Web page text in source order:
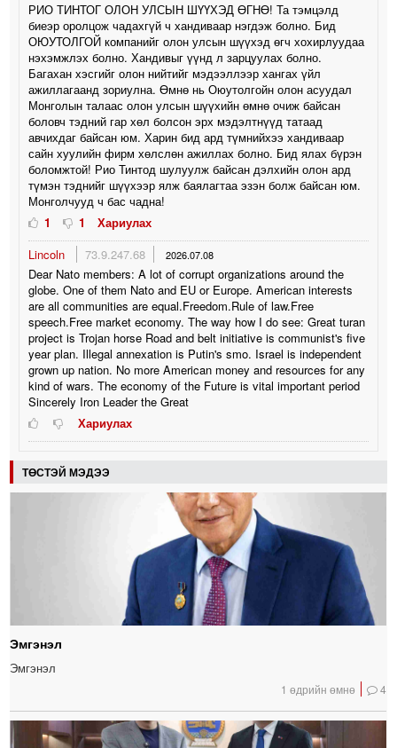
РИО ТИНТОГ ОЛОН УЛСЫН ШҮҮХЭД ӨГНӨ! Та тэмцэлд
биеэр оролцож чадахгүй ч хандиваар нэгдэж болно. Бид
ОЮУТОЛГОЙ компанийг олон улсын шүүхэд өгч хохирлуудаа
нэхэмжлэх болно. Хандивыг үүнд л зарцуулах болно.
Багахан хэсгийг олон нийтийг мэдээллээр хангах үйл
ажиллагаанд зориулна. Өмнө нь Оюутолгойн олон асуудал
Монголын талаас олон улсын шүүхийн өмнө очиж байсан
боловч тэдний гар хөл болсон эрх мэдэлтнүүд татаад
авчихдаг байсан юм. Харин бид ард түмнийхээ хандиваар
сайн хуулийн фирм хөлслөн ажиллах болно. Бид ялах бүрэн
боломжтой! Рио Тинтод шулуулж байсан дэлхийн олон ард
түмэн тэднийг шүүхээр ялж баялагтаа эзэн болж байсан юм.
Монголчууд ч бас чадна!
1
1
Хариулах
Lincoln
73.9.247.68 2026.07.08
Dear Nato members: A lot of corrupt organizations around the
globe. One of them Nato and EU or Europe. American interests
are all communities are equal.Freedom.Rule of law.Free
speech.Free market economy. The way how I do see: Great turan
project is Trojan horse Road and belt initiative is communist's five
year plan. Illegal annexation is Putin's smo. Israel is independent
grown up nation. No more American money and resources for any
kind of wars. The economy of the Future is vital important period
Sincerely Iron Leader the Great
Хариулах
ТӨСТЭЙ МЭДЭЭ
Эмгэнэл
Эмгэнэл
1 өдрийн өмнө 4